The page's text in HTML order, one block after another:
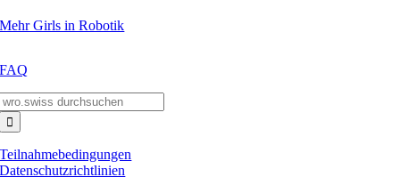
Mehr Girls in Robotik
FAQ
Teilnahmebedingungen
Datenschutzrichtlinien